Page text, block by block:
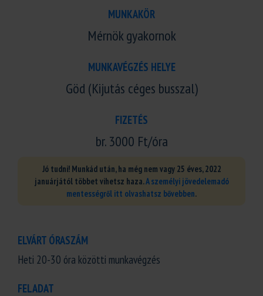
MUNKAKÖR
Mérnök gyakornok
MUNKAVÉGZÉS HELYE
Göd (Kijutás céges busszal)
FIZETÉS
br. 3000 Ft/óra
Jó tudni! Munkád után, ha még nem vagy 25 éves, 2022
januárjától többet vihetsz haza.A személyi jövedelemadó
mentességről itt olvashatsz bővebben.
ELVÁRT ÓRASZÁM
Heti 20-30 óra közötti munkavégzés
FELADAT